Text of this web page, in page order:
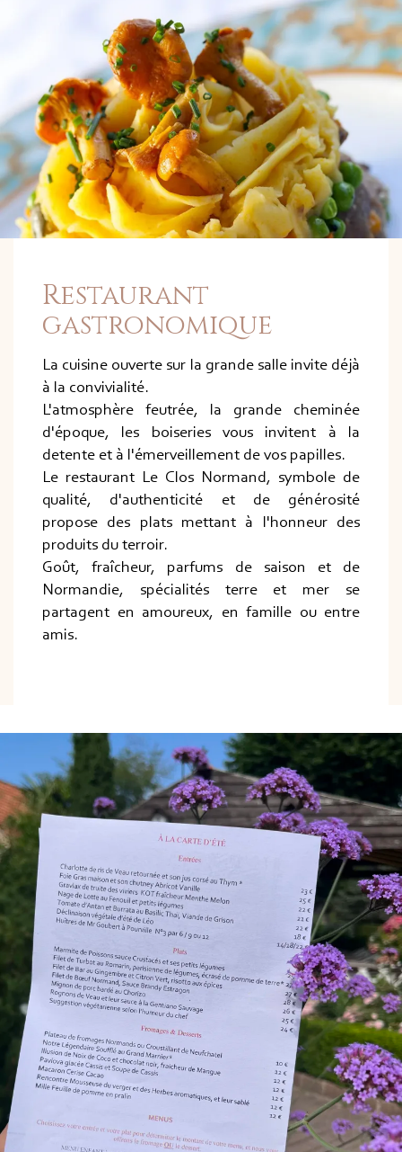
Restaurant
gastronomique
La cuisine ouverte sur la grande salle invite déjà
à la convivialité.
L'atmosphère feutrée, la grande cheminée
d'époque, les boiseries vous invitent à la
detente et à l'émerveillement de vos papilles.
Le restaurant Le Clos Normand, symbole de
qualité, d'authenticité et de générosité
propose des plats mettant à l'honneur des
produits du terroir.
Goût, fraîcheur, parfums de saison et de
Normandie, spécialités terre et mer se
partagent en amoureux, en famille ou entre
amis.